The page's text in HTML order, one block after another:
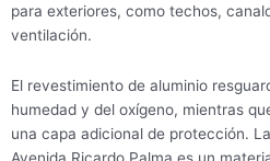
para exteriores, como techos,
ventilación.
El revestimiento de aluminio
humedad y del oxígeno, mientras
una capa adicional de protección.